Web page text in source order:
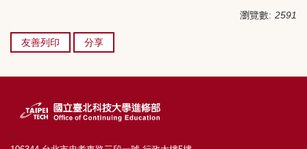
瀏覽數: 2591
友善列印 分享
:::